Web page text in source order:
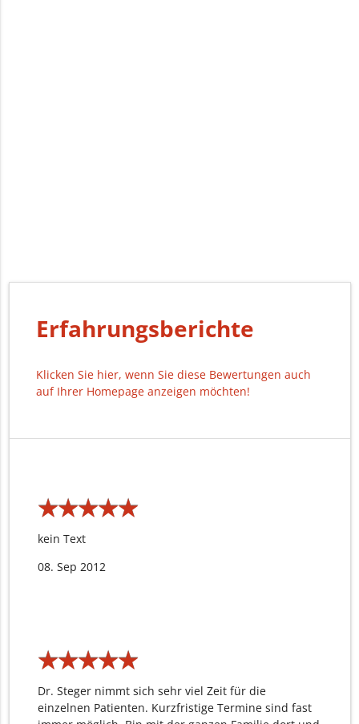
Erfahrungsberichte
Klicken Sie hier, wenn Sie diese Bewertungen auch
auf Ihrer Homepage anzeigen möchten!
★★★★★
★★★★★
kein Text
08. Sep 2012
★★★★★
★★★★★
Dr. Steger nimmt sich sehr viel Zeit für die
einzelnen Patienten. Kurzfristige Termine sind fast